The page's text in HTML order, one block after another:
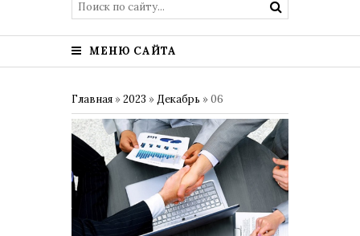
МЕНЮ САЙТА
Главная »2023 »Декабрь »06